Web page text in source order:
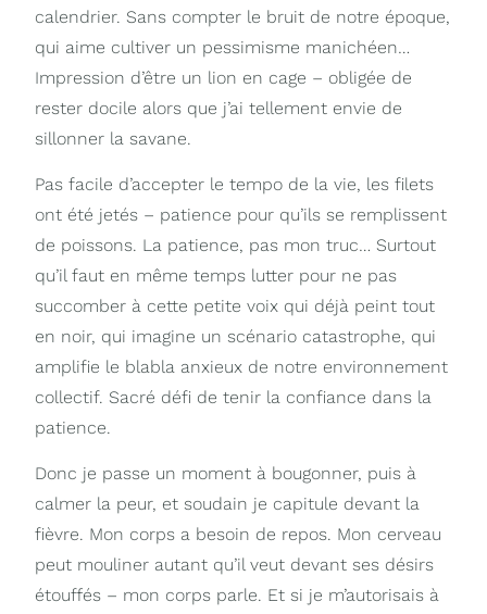
calendrier. Sans compter le bruit de notre époque,
qui aime cultiver un pessimisme manichéen…
Impression d’être un lion en cage – obligée de
rester docile alors que j’ai tellement envie de
sillonner la savane.
Pas facile d’accepter le tempo de la vie, les filets
ont été jetés – patience pour qu’ils se remplissent
de poissons. La patience, pas mon truc… Surtout
qu’il faut en même temps lutter pour ne pas
succomber à cette petite voix qui déjà peint tout
en noir, qui imagine un scénario catastrophe, qui
amplifie le blabla anxieux de notre environnement
collectif. Sacré défi de tenir la confiance dans la
patience.
Donc je passe un moment à bougonner, puis à
calmer la peur, et soudain je capitule devant la
fièvre. Mon corps a besoin de repos. Mon cerveau
peut mouliner autant qu’il veut devant ses désirs
étouffés – mon corps parle. Et si je m’autorisais à